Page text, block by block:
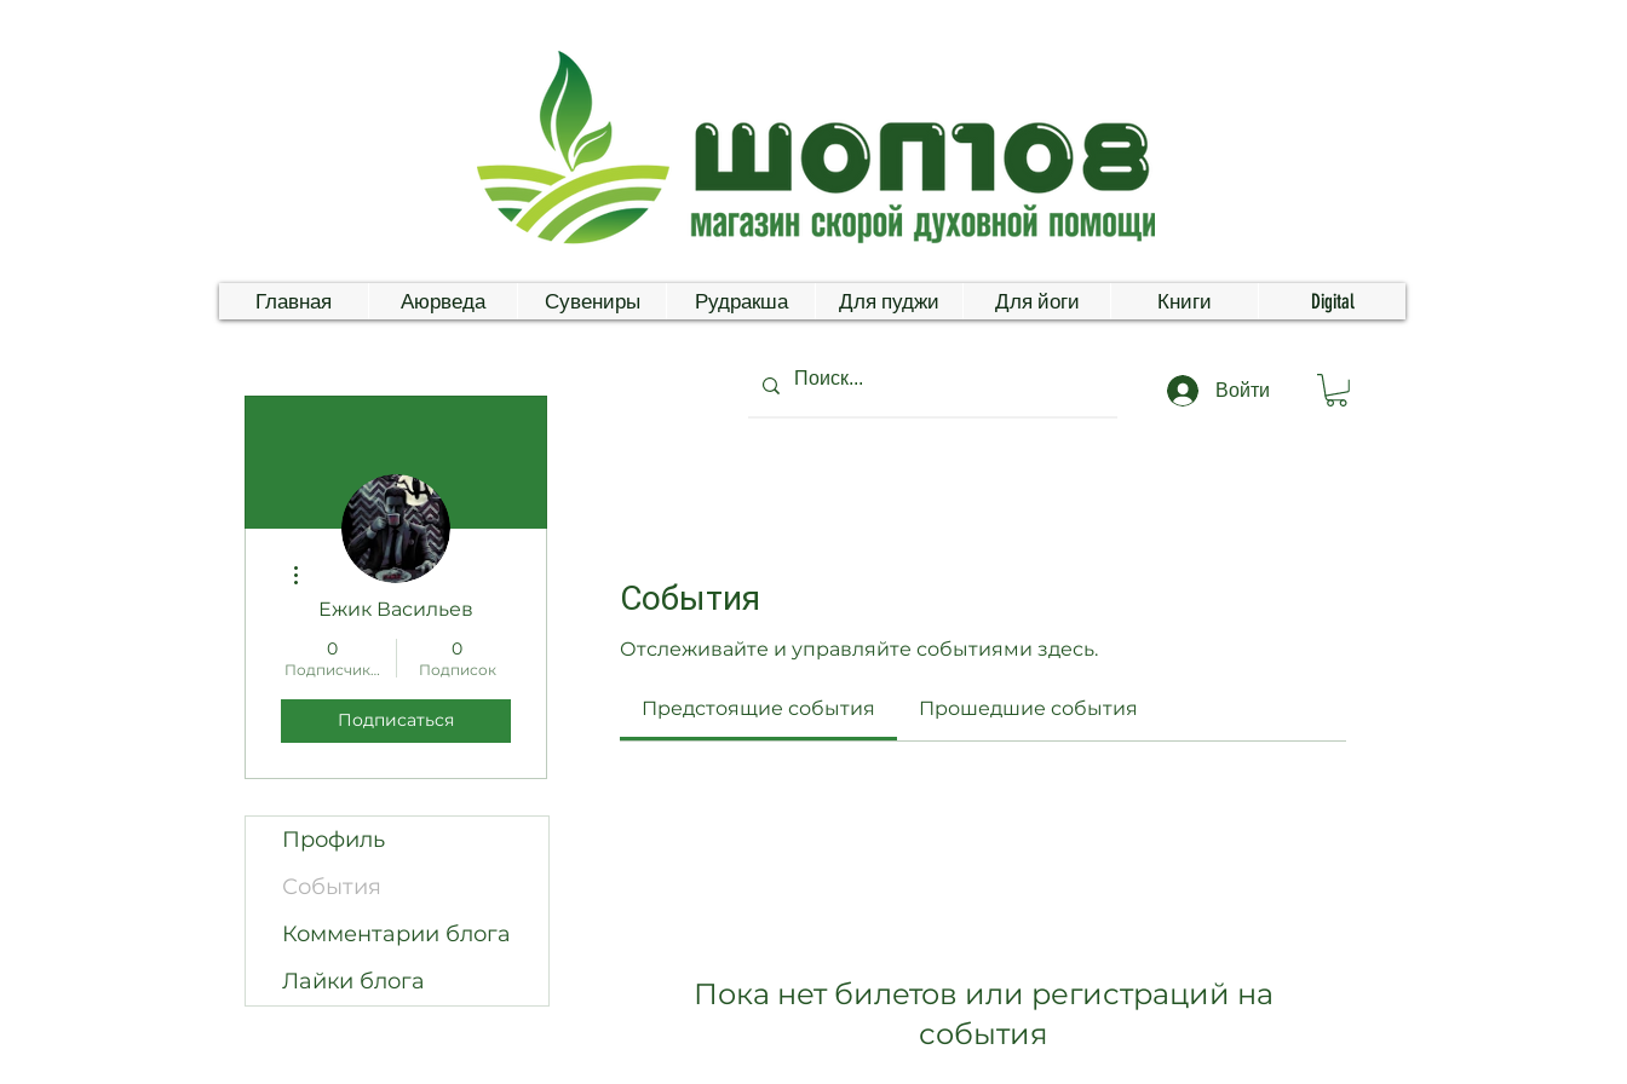
Главная Аюрведа Сувениры Рудракша Для пуджи Для йоги Книги Digital
Войти
События
Отслеживайте и управляйте событиями здесь.
Предстоящие события Прошедшие события
Пока нет билетов или регистраций на
события
Ежик Васильев
0
Подписчиков
0
Подписок
Подписаться
Другие действия
Профиль
События
Комментарии блога
Лайки блога